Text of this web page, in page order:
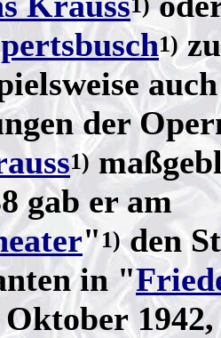
1)
der
1)
gab er am
"1)den
in "